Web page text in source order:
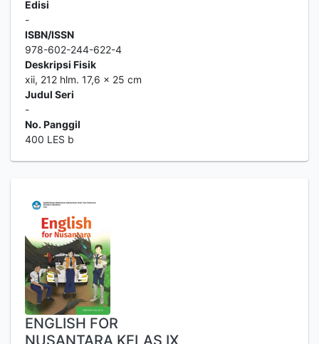
Edisi
-
ISBN/ISSN
978-602-244-622-4
Deskripsi Fisik
xii, 212 hlm. 17,6 x 25 cm
Judul Seri
-
No. Panggil
400 LES b
ENGLISH FOR
NUSANTARA KELAS IX